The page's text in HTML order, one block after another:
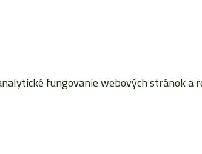
fungovanie webových stránok